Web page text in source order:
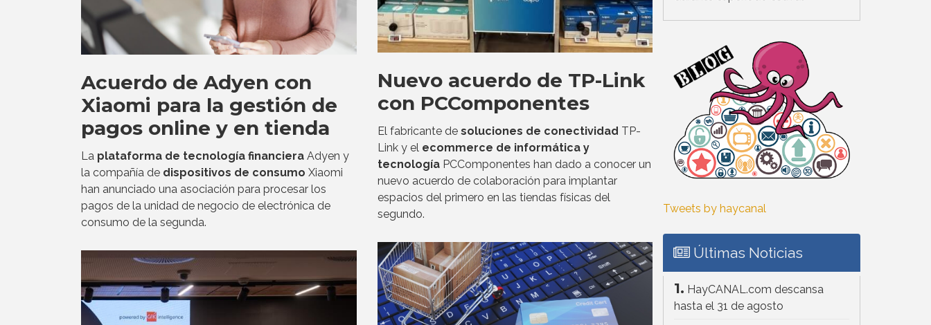
Acuerdo de Adyen con
Xiaomi para la gestión de
pagos online y en tienda
La plataforma de tecnología financiera Adyen y
la compañía de dispositivos de consumo Xiaomi
han anunciado una asociación para procesar los
pagos de la unidad de negocio de electrónica de
consumo de la segunda.
Nuevo acuerdo de TP-Link
con PCComponentes
El fabricante de soluciones de conectividad TP-
Link y el ecommerce de informática y
tecnologíaPCComponentes han dado a conocer un
nuevo acuerdo de colaboración para implantar
espacios del primero en las tiendas físicas del
segundo.
Tweets by haycanal
Últimas Noticias
1. HayCANAL.com descansa
hasta el 31 de agosto